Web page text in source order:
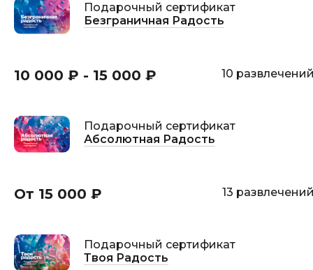
Подарочный сертификат
Безграничная Радость
10 000 ₽ - 15 000 ₽ 10
Подарочный сертификат
Абсолютная Радость
От 15 000 ₽ 13
Подарочный сертификат
Твоя Радость